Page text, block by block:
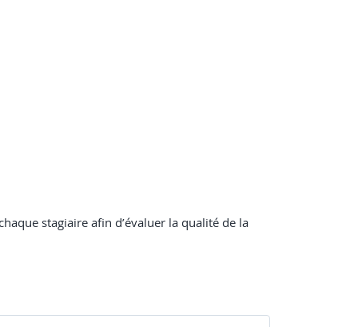
stagiaire afin d’évaluer la qualité de la